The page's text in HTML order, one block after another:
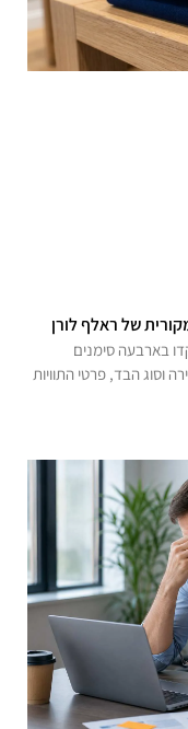
של ראלף לורן
בארבעה סימנים
וסוג הבד, פרטי התוויות